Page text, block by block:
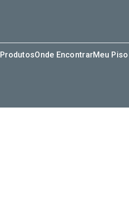
ProdutosOnde EncontrarMeu